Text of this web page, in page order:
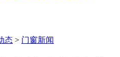
态 > 门窗新闻